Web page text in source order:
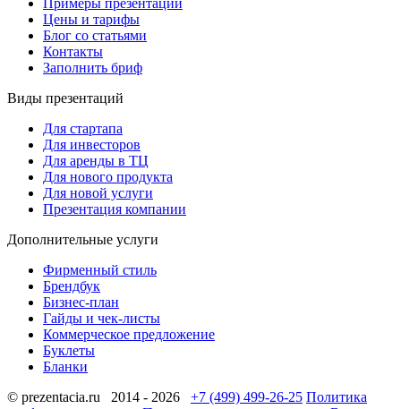
Примеры презентаций
Цены и тарифы
Блог со статьями
Контакты
Заполнить бриф
Виды презентаций
Для стартапа
Для инвесторов
Для аренды в ТЦ
Для нового продукта
Для новой услуги
Презентация компании
Дополнительные услуги
Фирменный стиль
Брендбук
Бизнес-план
Гайды и чек-листы
Коммерческое предложение
Буклеты
Бланки
© prezentacia.ru 2014 - 2026 +7 (499) 499-26-25 Политика